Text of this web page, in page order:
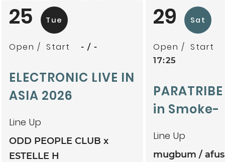
25 Tue
Open Start - -
ELECTRONIC LIVE IN
ASIA 2026
Line Up
ODD PEOPLE CLUB x
ESTELLE H
29 Sat
Open Start
17:25
in Smoke-
Line Up
mugbum